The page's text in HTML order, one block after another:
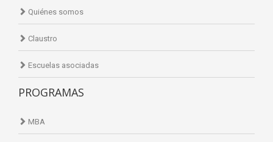
Quiénes somos
Claustro
Escuelas asociadas
PROGRAMAS
MBA